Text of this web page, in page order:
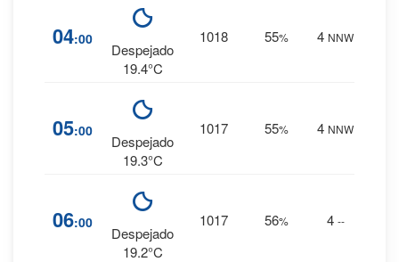
04:00
Despejado
19.4°C
1018 55% 4 NNW
05:00
Despejado
19.3°C
1017 55% 4 NNW
06:00
Despejado
19.2°C
1017 56% 4 --